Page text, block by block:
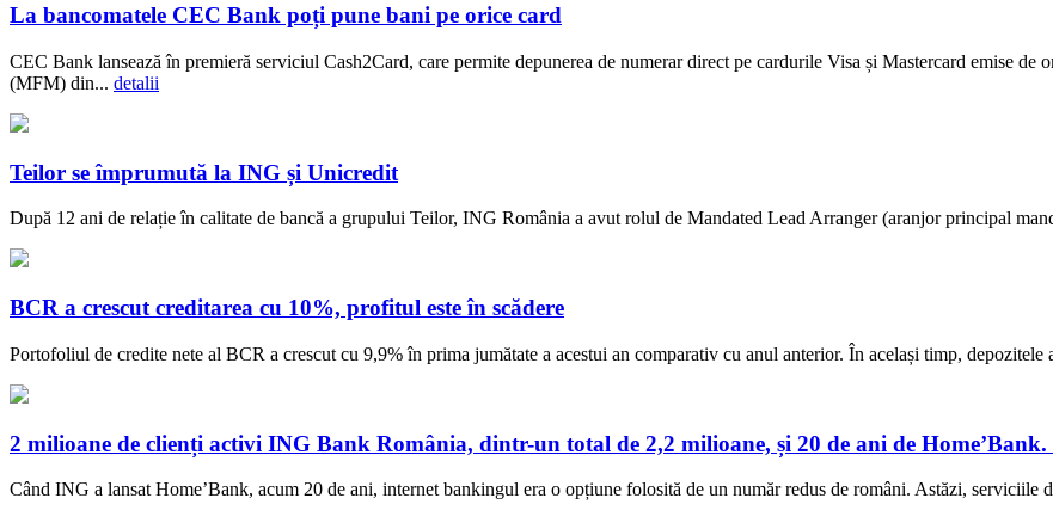
La bancomatele CEC Bank poți pune bani pe orice card
CEC Bank lansează în premieră serviciul Cash2Card, care permite depunerea de numerar direct pe cardurile Visa și Mastercard emise
(MFM) din... detalii
Teilor se împrumută la ING și Unicredit
După 12 ani de relație în calitate de bancă a grupului Teilor, ING România a avut rolul de Mandated Lead Arranger (aranjor principal
BCR a crescut creditarea cu 10%, profitul este în scădere
Portofoliul de credite nete al BCR a crescut cu 9,9% în prima jumătate a acestui an comparativ cu anul anterior. În același timp, depozitele
2 milioane de clienți activi ING Bank România, dintr-un total de 2,2 milioane, și 20 de ani de
Când ING a lansat Home’Bank, acum 20 de ani, internet bankingul era o opțiune folosită de un număr redus de români. Astăzi, serviciile